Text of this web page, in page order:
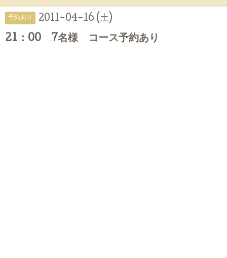
予約あり 2011-04-16 (土)
21：00 7名様 コース予約あり